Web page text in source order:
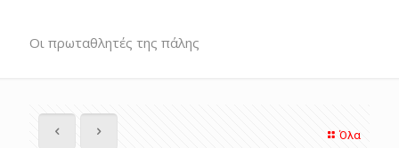
Οι πρωταθλητές της πάλης
Όλα